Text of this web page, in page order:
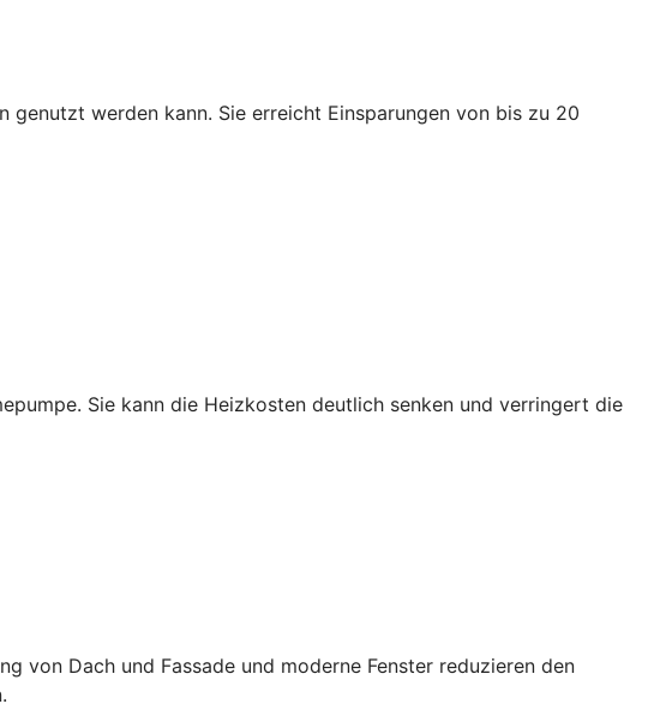
genutzt werden kann. Sie erreicht Einsparungen von bis zu 20
Sie kann die Heizkosten deutlich senken und verringert die
von Dach und Fassade und moderne Fenster reduzieren den